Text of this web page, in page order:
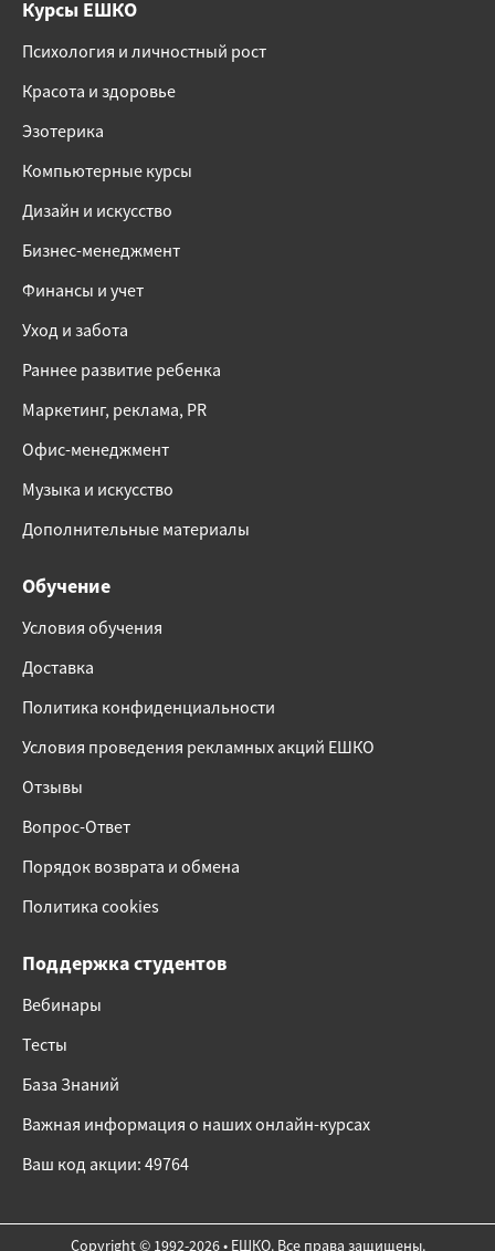
Курсы ЕШКО
Психология и личностный рост
Красота и здоровье
Эзотерика
Компьютерные курсы
Дизайн и искусство
Бизнес-менеджмент
Финансы и учет
Уход и забота
Раннее развитие ребенка
Маркетинг, реклама, PR
Офис-менеджмент
Музыка и искусство
Дополнительные материалы
Обучение
Условия обучения
Доставка
Политика конфиденциальности
Условия проведения рекламных акций ЕШКО
Отзывы
Вопрос-Ответ
Порядок возврата и обмена
Политика cookies
Поддержка студентов
Вебинары
Тесты
База Знаний
Важная информация о наших онлайн-курсах
Ваш код акции: 49764
Copyright © 1992-2026 • ЕШКО. Все права защищены.